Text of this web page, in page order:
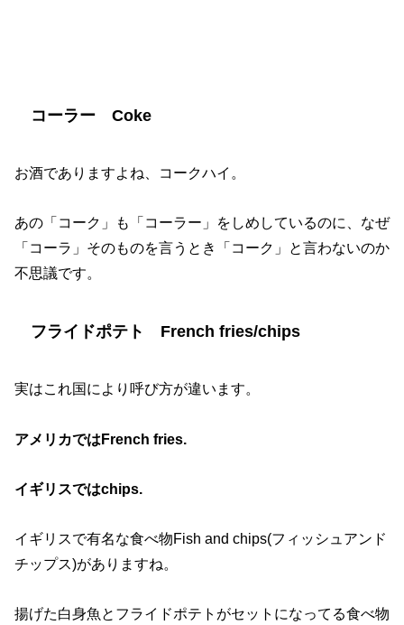
コーラー Coke
お酒でありますよね、コークハイ。
あの「コーク」も「コーラー」をしめしているのに、なぜ
「コーラ」そのものを言うとき「コーク」と言わないのか
不思議です。
フライドポテト French fries/chips
実はこれ国により呼び方が違います。
アメリカでは French fries.
イギリスではchips.
イギリスで有名な食べ物Fish and chips(フィッシュアンド
チップス)がありますね。
揚げた白身魚とフライドポテトがセットになってる食べ物